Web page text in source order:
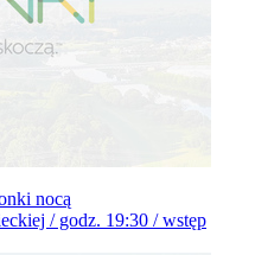
nocą
/ godz. 19:30 / wstęp